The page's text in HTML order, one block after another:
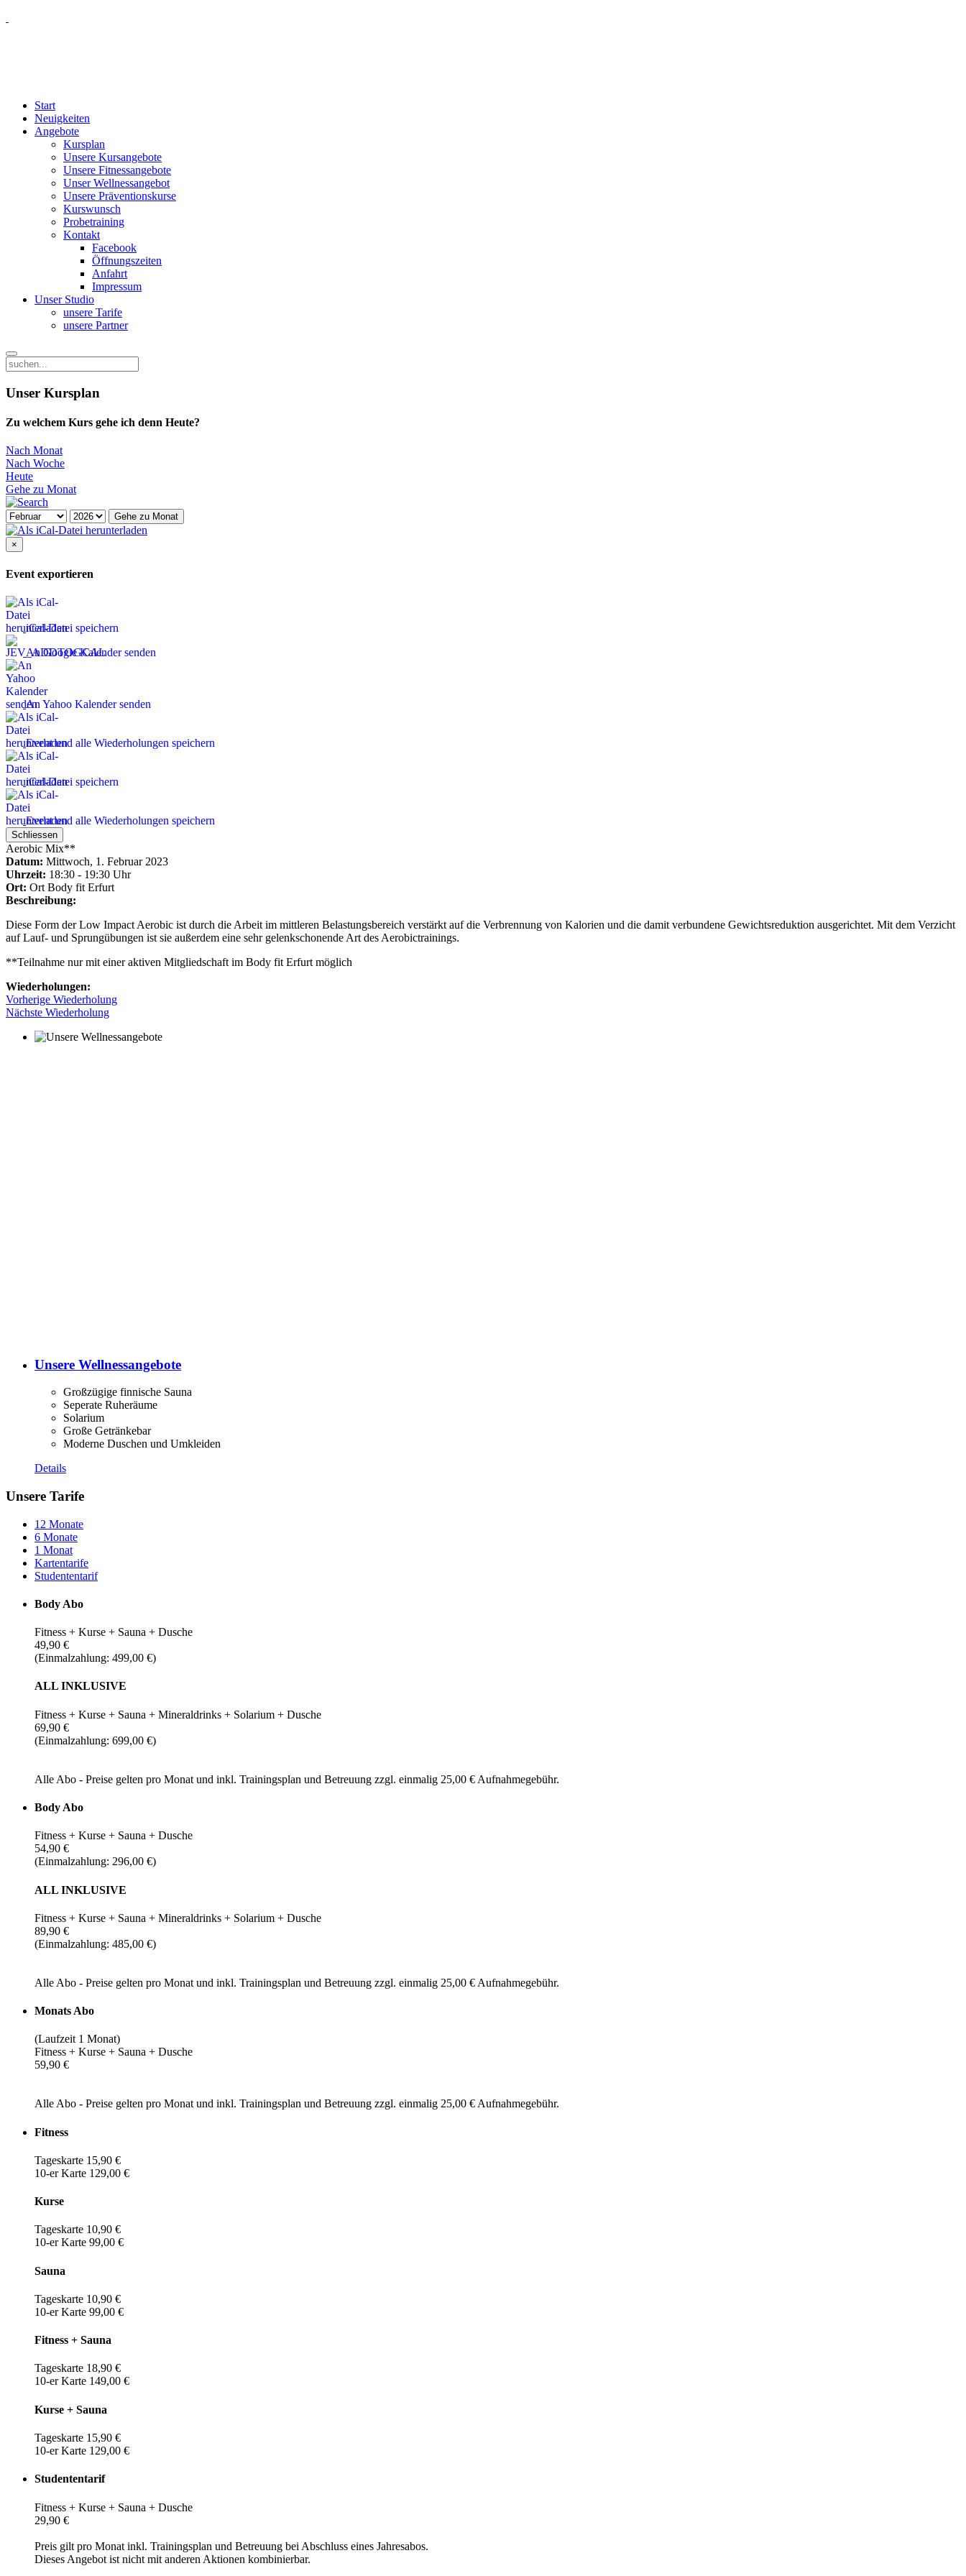
Start
Neuigkeiten
Angebote
Kursplan
Unsere Kursangebote
Unsere Fitnessangebote
Unser Wellnessangebot
Unsere Präventionskurse
Kurswunsch
Probetraining
Kontakt
Facebook
Öffnungszeiten
Anfahrt
Impressum
Unser Studio
unsere Tarife
unsere Partner
Unser Kursplan
Zu welchem Kurs gehe ich denn Heute?
Nach Monat
Nach Woche
Heute
Gehe zu Monat
Gehe zu Monat
×
Event exportieren
iCal-Datei speichern
An Google Kalender senden
An Yahoo Kalender senden
Event und alle Wiederholungen speichern
iCal-Datei speichern
Event und alle Wiederholungen speichern
Schliessen
Aerobic Mix**
Datum: Mittwoch, 1. Februar 2023
Uhrzeit: 18:30 - 19:30 Uhr
Ort: Ort Body fit Erfurt
Beschreibung:
Diese Form der Low Impact Aerobic ist durch die Arbeit im mittleren Belastungsbereich verstärkt auf die Verbrennung von Kalorien und die damit verbundene Gewichtsreduktion ausgerichtet. Mit dem Verzicht
auf Lauf- und Sprungübungen ist sie außerdem eine sehr gelenkschonende Art des Aerobictrainings.
**Teilnahme nur mit einer aktiven Mitgliedschaft im Body fit Erfurt möglich
Wiederholungen:
Vorherige Wiederholung
Nächste Wiederholung
Unsere Wellnessangebote
Großzügige finnische Sauna
Seperate Ruheräume
Solarium
Große Getränkebar
Moderne Duschen und Umkleiden
Details
Unsere Tarife
12 Monate
6 Monate
1 Monat
Kartentarife
Studententarif
Body Abo
Fitness + Kurse + Sauna + Dusche
49,90 €
(Einmalzahlung: 499,00 €)
ALL INKLUSIVE
Fitness + Kurse + Sauna + Mineraldrinks + Solarium + Dusche
69,90 €
(Einmalzahlung: 699,00 €)
Alle Abo - Preise gelten pro Monat und inkl. Trainingsplan und Betreuung zzgl. einmalig 25,00 € Aufnahmegebühr.
Body Abo
Fitness + Kurse + Sauna + Dusche
54,90 €
(Einmalzahlung: 296,00 €)
ALL INKLUSIVE
Fitness + Kurse + Sauna + Mineraldrinks + Solarium + Dusche
89,90 €
(Einmalzahlung: 485,00 €)
Alle Abo - Preise gelten pro Monat und inkl. Trainingsplan und Betreuung zzgl. einmalig 25,00 € Aufnahmegebühr.
Monats Abo
(Laufzeit 1 Monat)
Fitness + Kurse + Sauna + Dusche
59,90 €
Alle Abo - Preise gelten pro Monat und inkl. Trainingsplan und Betreuung zzgl. einmalig 25,00 € Aufnahmegebühr.
Fitness
Tageskarte 15,90 €
10-er Karte 129,00 €
Kurse
Tageskarte 10,90 €
10-er Karte 99,00 €
Sauna
Tageskarte 10,90 €
10-er Karte 99,00 €
Fitness + Sauna
Tageskarte 18,90 €
10-er Karte 149,00 €
Kurse + Sauna
Tageskarte 15,90 €
10-er Karte 129,00 €
Studententarif
Fitness + Kurse + Sauna + Dusche
29,90 €
Preis gilt pro Monat inkl. Trainingsplan und Betreuung bei Abschluss eines Jahresabos.
Dieses Angebot ist nicht mit anderen Aktionen kombinierbar.